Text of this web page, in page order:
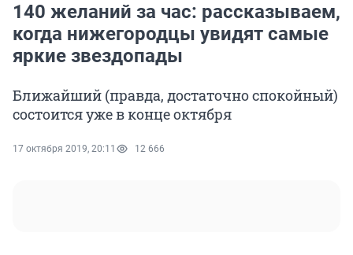
140 желаний за час: рассказываем,
когда нижегородцы увидят самые
яркие звездопады
Ближайший (правда, достаточно спокойный)
состоится уже в конце октября
17 октября 2019, 20:11 12 666